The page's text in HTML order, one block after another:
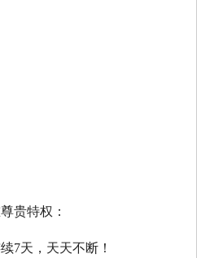
贵特权：
7天，天天不断！